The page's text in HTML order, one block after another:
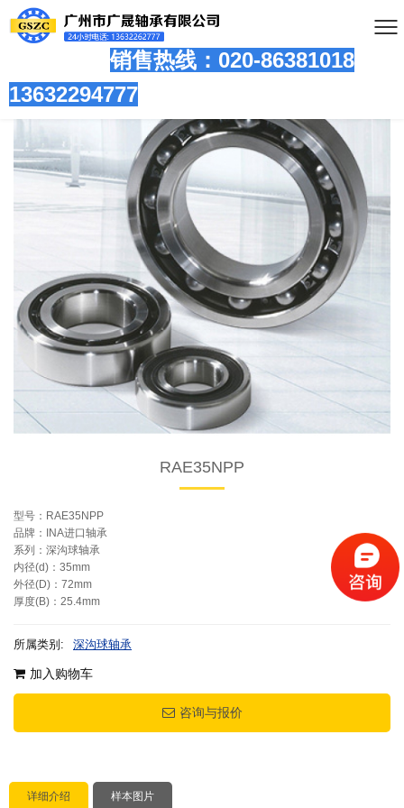
销售热线：020-86381018
13632294777
RAE35NPP
型号：RAE35NPP
品牌：INA进口轴承
系列：深沟球轴承
内径(d)：35mm
外径(D)：72mm
厚度(B)：25.4mm
所属类别: 深沟球轴承
加入购物车
咨询与报价
详细介绍 样本图片